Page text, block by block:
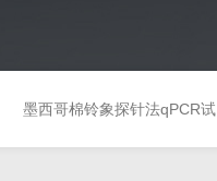
墨西哥棉铃象探针法qPCR试剂盒（不含内参）